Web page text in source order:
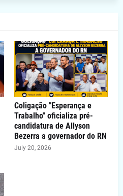
Coligação "Esperança e
Trabalho" oficializa pré-
candidatura de Allyson
Bezerra a governador do RN
July 20, 2026